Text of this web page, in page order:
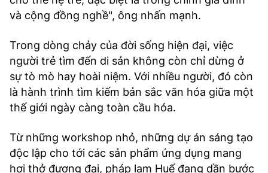
và cộng đồng nghề", ông nhấn mạnh.
Trong dòng chảy của đời sống hiện đại, việc
người trẻ tìm đến di sản không còn chỉ dừng ở
sự tò mò hay hoài niệm. Với nhiều người, đó còn
là hành trình tìm kiếm bản sắc văn hóa giữa một
thế giới ngày càng toàn cầu hóa.
Từ những workshop nhỏ, những dự án sáng tạo
độc lập cho tới các sản phẩm ứng dụng mang
hơi thở đương đại, pháp lam Huế đang dần bước